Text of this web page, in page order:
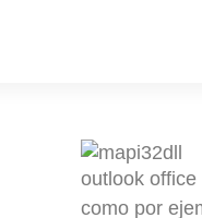
como por